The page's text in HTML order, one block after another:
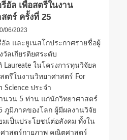
อัล เพื่อสตรีในงาน
ตร์ ครั้งที่ 25
06/2023
ล และยูเนสโกประกาศรายชื่อผู้
วัลเกียรติยศระดับ
ในโครงการทุนวิจัยล
ตรีในงานวิทยาศาสตร์ For
Science ประจำ
นวน 5 ท่าน แก่นักวิทยาศาสตร์
ภูมิภาคของโลก ผู้มีผลงานวิจัย
มเป็นประโยชน์ต่อสังคม ทั้งใน
าสตร์กายภาพ คณิตศาสตร์